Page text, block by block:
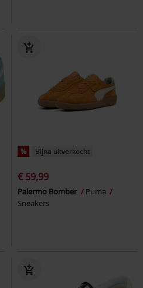
% Bijna uitverkocht
€ 59,99
Palermo Bomber
Puma
Sneakers